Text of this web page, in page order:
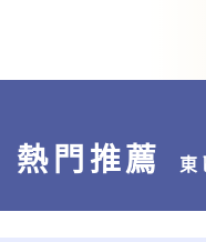
熱門推薦 東